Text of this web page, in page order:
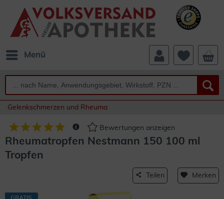
Menü
Gelenkschmerzen und Rheuma
Bewertungen anzeigen
Rheumatropfen Nestmann 150 100 ml
Tropfen
Teilen Merken